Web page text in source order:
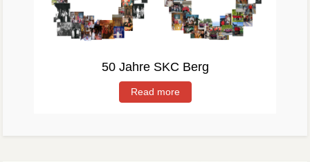
50 Jahre SKC Berg
Read more